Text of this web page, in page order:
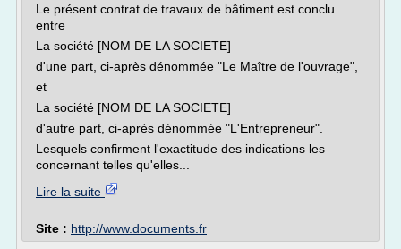
Le présent contrat de travaux de bâtiment est conclu
entre
La société [NOM DE LA SOCIETE]
d'une part, ci-après dénommée "Le Maître de l'ouvrage",
et
La société [NOM DE LA SOCIETE]
d'autre part, ci-après dénommée "L'Entrepreneur".
Lesquels confirment l'exactitude des indications les
concernant telles qu'elles...
Lire la suite
Site : http://www.documents.fr